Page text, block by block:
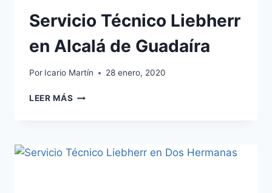
Servicio Técnico Liebherr
en Alcalá de Guadaíra
Por Icario Martín 28 enero, 2020
LEER MÁS SERVICIO
ALCALÁ
DE